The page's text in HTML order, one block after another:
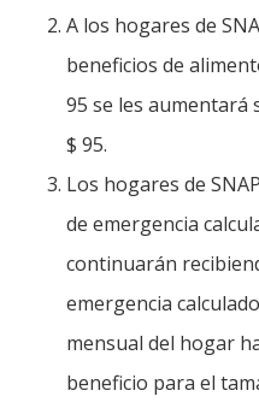
A los hogares de
beneficios de
95 se les aumentará
$ 95.
Los hogares de
de emergencia
continuarán
emergencia
mensual del hogar
beneficio para el